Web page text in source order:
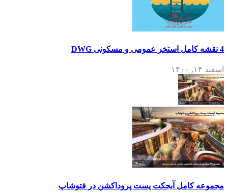
4 نقشه کامل استخر عمومی و مسکونی DWG
اسفند ۱۴, ۱۴۰۰
مجموعه کامل آبجکت پست پروداکشن در فتوشاپ